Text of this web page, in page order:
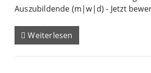
Auszubildende (m|w|d) - Jetzt
Weiterlesen